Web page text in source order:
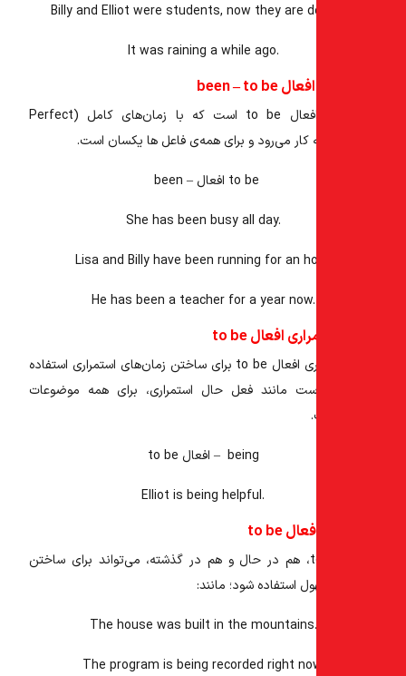
Billy and Elliot were students, now they are
Itwasraining a while ago.
است که با زمان‌های کامل (Perfect
Shehas been
Lisa and Billyhave been running for an
Hehas beena teacher for a year now.
برای ساختن زمان‌های استمراری استفاده
مانند فعل حال استمراری، برای همه موضوعات
Elliotis being
، هم در حال و هم در گذشته، می‌تواند برای ساختن
استفاده شود؛ مانند:
The housewas builtin the mountains.
The programis being recorded